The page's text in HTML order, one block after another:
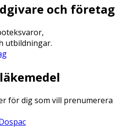
och företag
utbildningar.
för dig som vill prenumerera